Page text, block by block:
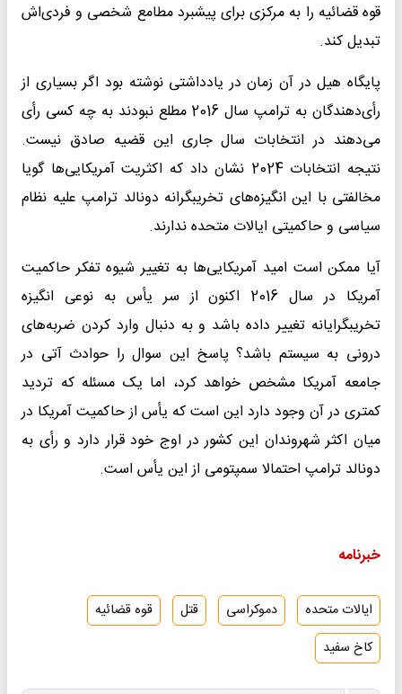
قوه قضائیه را به مرکزی برای پیشبرد مطامع شخصی و فردی‌اش
تبدیل کند.
پایگاه هیل در آن زمان در یادداشتی نوشته بود اگر بسیاری از
رأی‌دهندگان به ترامپ سال 2016 مطلع نبودند به چه کسی رأی
می‌دهند در انتخابات سال جاری این قضیه صادق نیست.
نتیجه انتخابات 2024 نشان داد که اکثریت آمریکایی‌ها گویا
مخالفتی با این انگیزه‌های تخریبگرانه دونالد ترامپ علیه نظام
سیاسی و حاکمیتی ایالات متحده ندارند.
آیا ممکن است امید آمریکایی‌ها به تغییر شیوه تفکر حاکمیت
آمریکا در سال 2016 اکنون از سر یأس به نوعی انگیزه
تخریبگرایانه تغییر داده باشد و به دنبال وارد کردن ضربه‌های
درونی به سیستم باشد؟ پاسخ این سوال را حوادث آتی در
جامعه آمریکا مشخص خواهد کرد، اما یک مسئله که تردید
کمتری در آن وجود دارد این است که یأس از حاکمیت آمریکا در
میان اکثر شهروندان این کشور در اوج خود قرار دارد و رأی به
دونالد ترامپ احتمالا سمپتومی از این یأس است.
خبرنامه
ایالات متحده دموکراسی قتل
قوه قضائیه
کاخ سفید